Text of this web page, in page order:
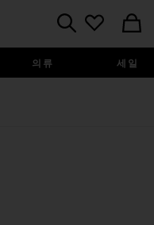
의류 세일